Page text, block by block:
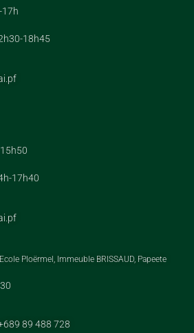
17h
18h45
17h40
Ploërmel, Immeuble BRISSAUD, Papeete
89 488 728